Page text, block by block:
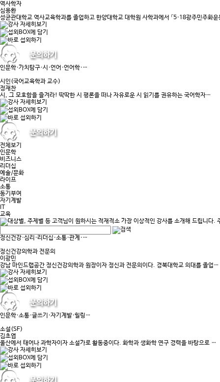
역사학자
심용환
성균관대학교 역사교육학과를 졸업하고 한양대학교 대학원 사학과에서 「5·18광주민주화
인문학·가치탐구·시·언어·언어학·…
시인(국어교육학과 교수)
정재찬
시, 그 모호함을 즐겨라! 딱딱한 시 평론을 떠나 자유로운 시 읽기를 권유하는 국어학자…
전체보기
인문학
비즈니스
리더십
예술/문화
라이프
소통
동기부여
자기계발
IT
교육
정신건강·심리·리더십·소통·관계·…
정신건강의학과 전문의
이광민
강남 마인드랩공간 정신건강의학과 원장이자 정신과 전문의이다. 경북대학교 의대를 졸업…
인문학·소통·글쓰기·자기계발·힐링…
소설(SF)
김초엽
울산에서 태어나 과학자이자 소설가로 활동중이다. 화학과 생화학 연구 경력을 바탕으로 …